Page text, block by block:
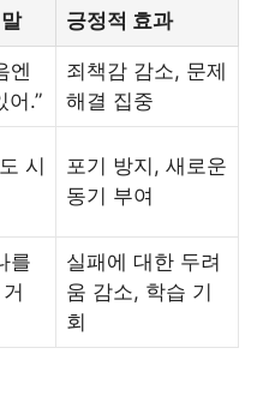
긍정적 효과
엔
어.”
죄책감 감소, 문제
해결 집중
시
포기 방지, 새로운
동기 부여
를
실패에 대한 두려
움 감소, 학습 기
회